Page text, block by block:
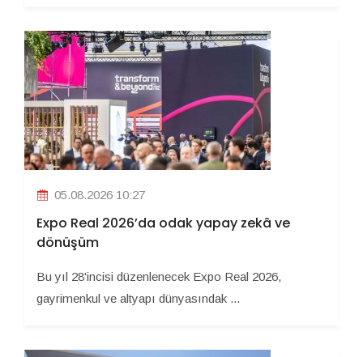
05.08.2026 10:27
Expo Real 2026’da odak yapay zekâ ve
dönüşüm
Bu yıl 28'incisi düzenlenecek Expo Real 2026,
gayrimenkul ve altyapı dünyasındak ...